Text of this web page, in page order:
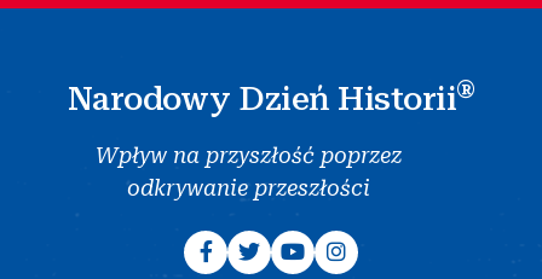
Narodowy Dzień Historii®
Wpływ na przyszłość poprzez
odkrywanie przeszłości